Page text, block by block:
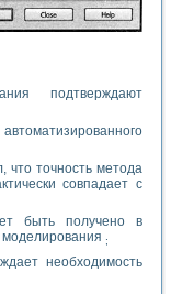
подтверждают
что точность метода
совпадает с
быть получено в
моделирования ;
необходимость